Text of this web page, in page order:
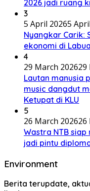
2026 jadi ruang
3
5 April 20265
Nyangkar Carik:
ekonomi di
4
29 March 202629
Lautan manusia
music dangdut
Ketupat di KLU
5
26 March 202626
Wastra NTB
jadi pintu
Environment
Berita terupdate,